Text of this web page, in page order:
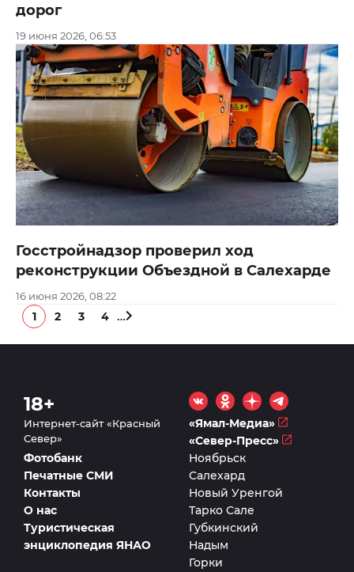
дорог
19 июня 2026, 06:53
Госстройнадзор проверил ход
реконструкции Объездной в Салехарде
16 июня 2026, 08:22
1 2 3 4 …
18+
Интернет-сайт «Красный
Север»
«Ямал-Медиа»
«Север-Пресс»
Фотобанк
Печатные СМИ
Контакты
О нас
Туристическая
энциклопедия ЯНАО
Ноябрьск
Салехард
Новый Уренгой
Тарко Сале
Губкинский
Надым
Горки